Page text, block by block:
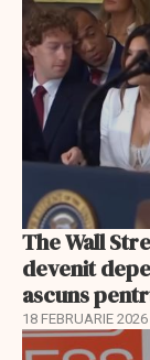
The Wall
devenit
ascuns
18 FEBRUARIE 2026
EXCLUSIV